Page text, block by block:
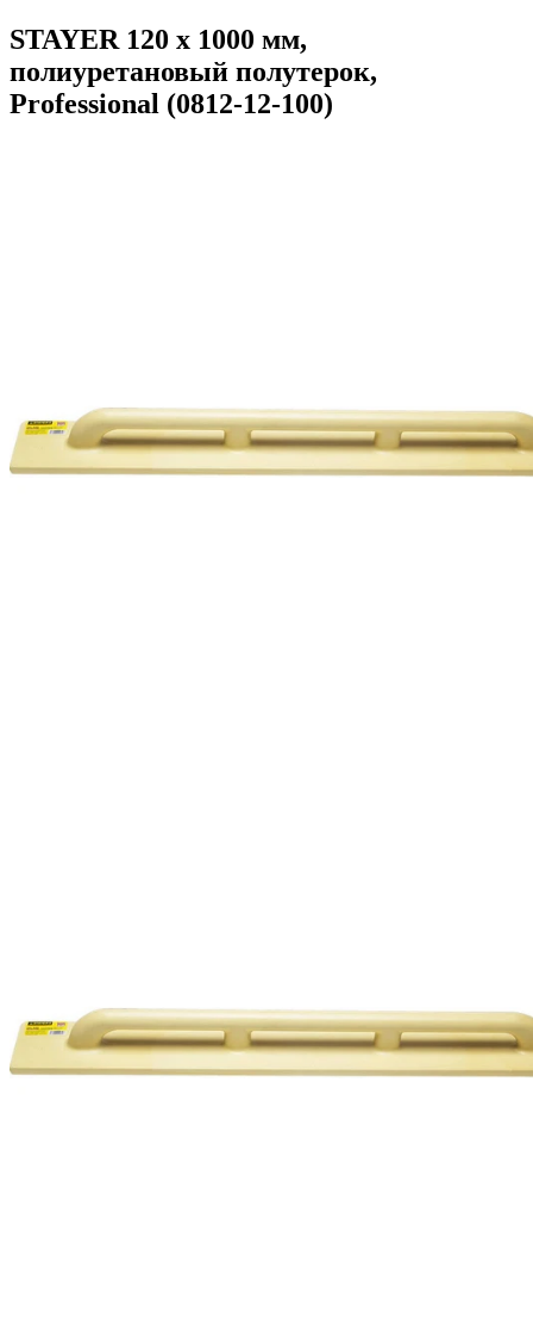
STAYER 120 x 1000 мм,
полиуретановый полутерок,
Professional (0812-12-100)